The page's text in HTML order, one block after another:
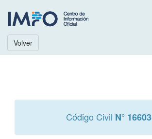
Volver
Código Civil N° 16603